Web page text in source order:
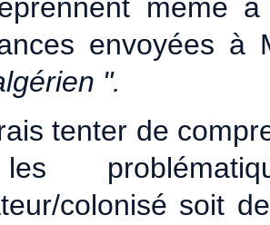
même
envoyées
".
tenter de
colonisé soit